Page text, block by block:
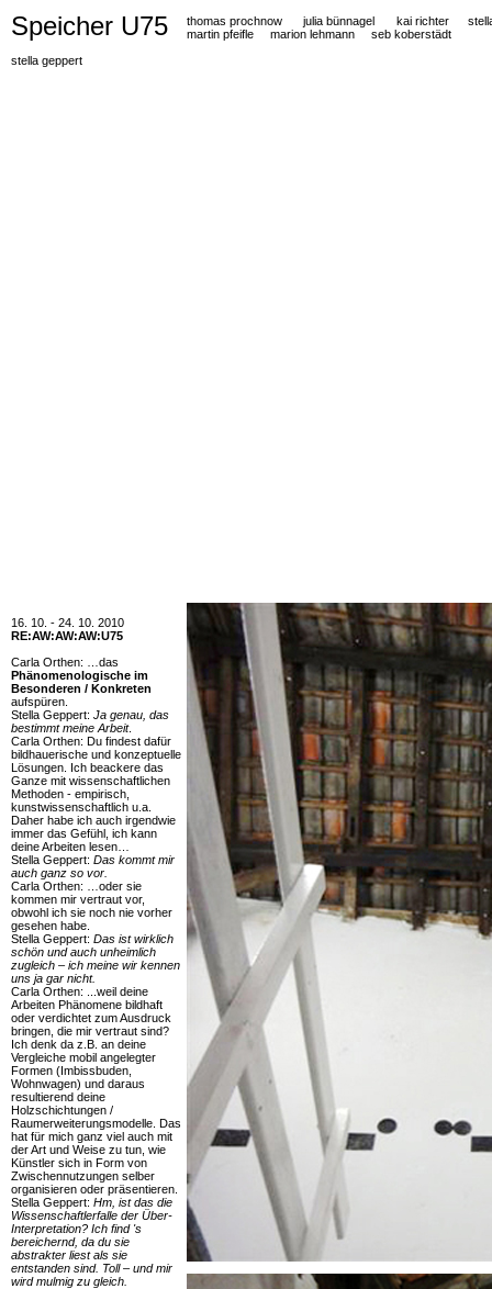
Speicher U75
stella geppert
thomas prochnow julia bünnagel kai richter
martin pfeifle
marion lehmann seb koberstädt
16. 10. - 24. 10. 2010
RE:AW:AW:AW:U75
Carla Orthen: …das
Phänomenologische im
Besonderen / Konkreten
aufspüren.
Stella Geppert: Ja genau, das
bestimmt meine Arbeit.
Carla Orthen: Du findest dafür
bildhauerische und konzeptuelle
Lösungen. Ich beackere das
Ganze mit wissenschaftlichen
Methoden - empirisch,
kunstwissenschaftlich u.a.
Daher habe ich auch irgendwie
immer das Gefühl, ich kann
deine Arbeiten lesen…
Stella Geppert: Das kommt mir
auch ganz so vor.
Carla Orthen:
…oder sie
kommen mir vertraut vor,
obwohl ich sie noch nie vorher
gesehen habe.
Stella Geppert: Das ist wirklich
schön und auch unheimlich
zugleich – ich meine wir kennen
uns ja gar nicht.
Carla Orthen: ...weil deine
Arbeiten Phänomene bildhaft
oder verdichtet zum Ausdruck
bringen, die mir vertraut sind?
Ich denk da z.B. an deine
Vergleiche mobil angelegter
Formen (Imbissbuden,
Wohnwagen) und daraus
resultierend deine
Holzschichtungen /
Raumerweiterungsmodelle. Das
hat für mich ganz viel auch mit
der Art und Weise zu tun, wie
Künstler sich in Form von
Zwischennutzungen selber
organisieren oder präsentieren.
Stella Geppert: Hm, ist das die
Wissenschaftlerfalle der Über-
Interpretation? Ich find 's
bereichernd, da du sie
abstrakter liest als sie
entstanden sind. Toll – und mir
wird mulmig zu gleich.